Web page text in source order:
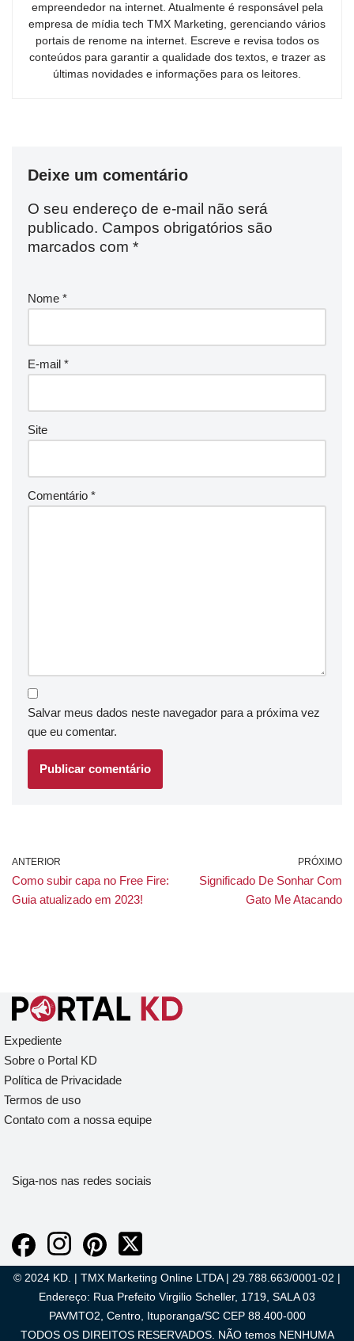
empreendedor na internet. Atualmente é responsável pela
empresa de mídia tech TMX Marketing, gerenciando vários
portais de renome na internet. Escreve e revisa todos os
conteúdos para garantir a qualidade dos textos, e trazer as
últimas novidades e informações para os leitores.
Deixe um comentário
O seu endereço de e-mail não será
publicado. Campos obrigatórios são
marcados com *
Nome *
E-mail *
Site
Comentário *
Salvar meus dados neste navegador para a próxima vez
que eu comentar.
ANTERIOR
Como subir capa no Free Fire:
Guia atualizado em 2023!
PRÓXIMO
Significado De Sonhar Com
Gato Me Atacando
Expediente
Sobre o Portal KD
Política de Privacidade
Termos de uso
Contato com a nossa equipe
Siga-nos nas redes sociais
© 2024 KD. | TMX Marketing Online LTDA | 29.788.663/0001-02 |
Endereço: Rua Prefeito Virgilio Scheller, 1719, SALA 03
PAVMTO2, Centro, Ituporanga/SC CEP 88.400-000
TODOS OS DIREITOS RESERVADOS. NÃO temos NENHUMA